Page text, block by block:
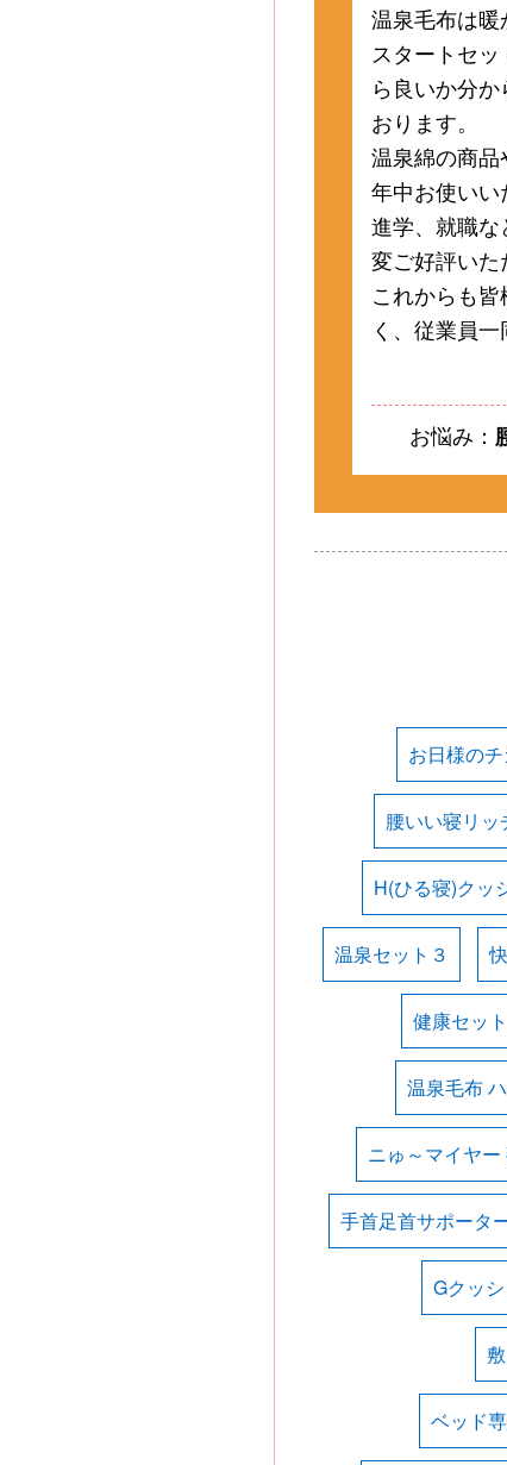
温泉毛布は暖
スタートセ
ら良いか分
おります。
温泉綿の商
年中お使いい
進学、就職
変ご好評いた
これからも
く、従業員一
お悩み：
お日様の
腰いい寝リッ
H(ひる寝)クッ
温泉セット３
健康セッ
温泉毛布
ニゅ～マイヤー
手首足首サポータ
Gクッ
ベッド